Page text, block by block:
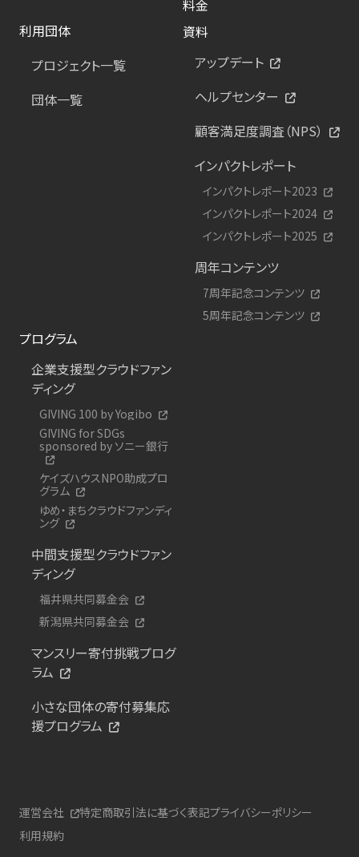
料金
利用団体
プロジェクト一覧
団体一覧
資料
アップデート
ヘルプセンター
顧客満足度調査（NPS）
インパクトレポート
インパクトレポート2023
インパクトレポート2024
インパクトレポート2025
周年コンテンツ
7周年記念コンテンツ
5周年記念コンテンツ
プログラム
企業支援型クラウドファン
ディング
GIVING 100 by Yogibo
GIVING for SDGs
sponsored by ソニー銀行
ケイズハウスNPO助成プロ
グラム
ゆめ・まちクラウドファンディ
ング
中間支援型クラウドファン
ディング
福井県共同募金会
新潟県共同募金会
マンスリー寄付挑戦プログ
ラム
小さな団体の寄付募集応
援プログラム
運営会社 特定商取引法に基づく表記プライバシーポリシー
利用規約